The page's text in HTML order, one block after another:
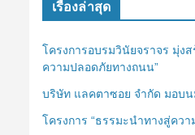
เรื่องล่าสุด
โครงการอบรมวินัยจราจร มุ่ง
ความปลอดภัยทางถนน”
บริษัท แลคตาซอย จำกัด มอบน
โครงการ “ธรรมะนำทางสู่ควา